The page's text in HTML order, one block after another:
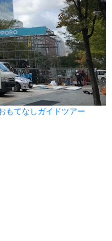
もてなしガイドツアー